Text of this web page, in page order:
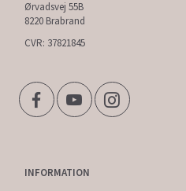
Ørvadsvej 55B
8220 Brabrand
CVR: 37821845
INFORMATION